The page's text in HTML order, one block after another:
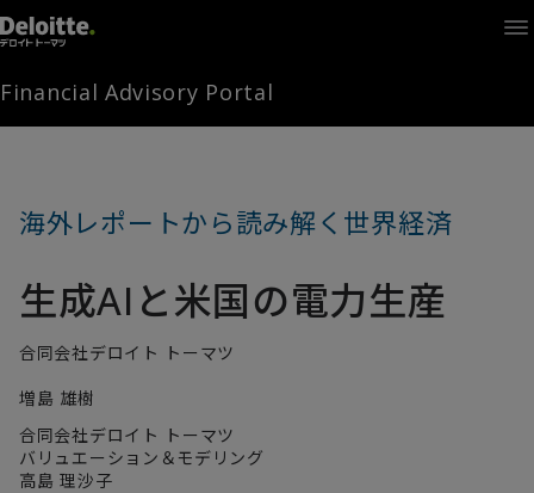
Home
Times
Channel
Library
お問い合わせ
FA Portal
Financial Advisory Portal
海外レポートから読み解く世界経済
生成AIと米国の電力生産
合同会社デロイト トーマツ
増島 雄樹
合同会社デロイト トーマツ
バリュエーション＆モデリング
高島 理沙子